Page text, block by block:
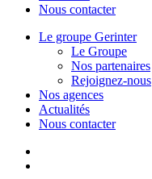
Nous contacter
Le groupe Gerinter
Le Groupe
Nos partenaires
Rejoignez-nous
Nos agences
Actualités
Nous contacter